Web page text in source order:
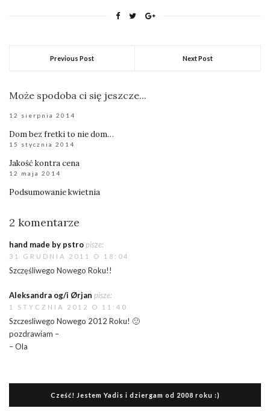
Previous Post Next Post
Może spodoba ci się jeszcze...
12 sierpnia 2014
Dom bez fretki to nie dom…
15 stycznia 2014
Jakość kontra cena
12 maja 2014
Podsumowanie kwietnia
2 komentarze
hand made by pstropisze:
31 GRUDNIA 2011 O 18:04
Szczęśliwego Nowego Roku!!
Aleksandra og/i Ørjan pisze:
1 STYCZNIA 2012 O 11:40
Szczesliwego Nowego 2012 Roku! 🙂
pozdrawiam –
– Ola
Cześć! Jestem Yadis i dziergam od 2008 roku :)